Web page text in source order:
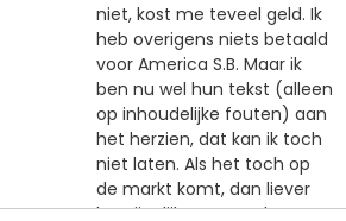
niet, kost me teveel geld. Ik
heb overigens niets betaald
voor America S.B. Maar ik
ben nu wel hun tekst (alleen
op inhoudelijke fouten) aan
het herzien, dat kan ik toch
niet laten. Als het toch op
de markt komt, dan liever
begrijpelijk. Free Musketeers